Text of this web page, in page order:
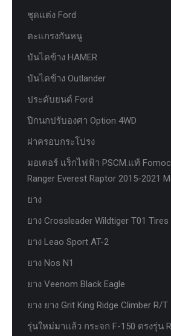
ชุดแต่ง Ford
ตะแกรงกันหนู
บันไดข้าง HAMER
บันไดข้าง Outlander
ประดับยนต์ Ford
ปีกนกปรับองศา Option 4WD
ฝาครอบกระโปรง
มอเตอร์ แร็กไฟฟ้า PSCM.แท้
Ranger Everest Raptor 2015-2021
ยาง
ยาง Crossleader Wildtiger T01 Tires
ยาง Leao Sport AT-2
ยาง Nos N1
ยาง Veenom Black Eagle
ยาง ยาง Grit King Ridge Climber R/T
รุ่นใหม่มาแล้ว กระจก F-150 ตรงรุ่น